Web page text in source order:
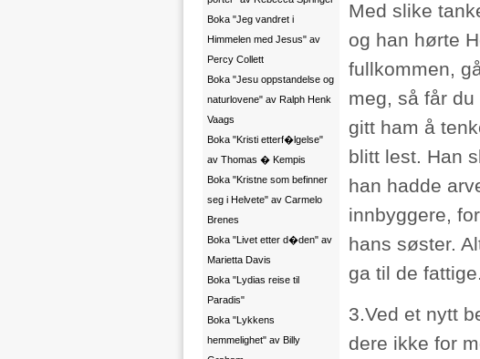
Boka "Jeg vandret i
Himmelen med Jesus" av
Percy Collett
Boka "Jesu oppstandelse og
naturlovene" av Ralph Henk
Vaags
Boka "Kristi etterf�lgelse"
av Thomas � Kempis
Boka "Kristne som befinner
seg i Helvete" av Carmelo
Brenes
Boka "Livet etter d�den" av
Marietta Davis
Boka "Lydias reise til
Paradis"
Boka "Lykkens
hemmelighet" av Billy
Med slike
og han hørte
fullkommen,
meg, så får
gitt ham å
blitt lest. Han
han hadde
innbyggere,
hans søster.
ga til de
3.Ved et nytt
dere ikke for